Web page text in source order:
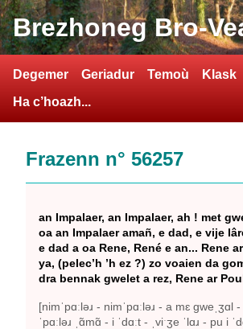
Brezhoneg Bro-
Degemer Geriadur Temoù
Klask
Ha c’hoazh...
Frazenn n° 56257
an Impalaer, an Impalaer, ah ! met
oa an Impalaer amañ, e dad, e vije
e dad a oa Rene, René e an... Rene
ya, (pelec’h ’h ez ?) zo voaien da
dra bennak gwelet a rez, Rene ar
[nimˈpɑːləɹ - nimˈpɑːləɹ - a mɛ gweˌʒɑl
ˈpɑːləɹ ˌɑ̃mɑ̃ - i ˈdɑːt - ˌviˑʒe ˈlɑɹ - pu i